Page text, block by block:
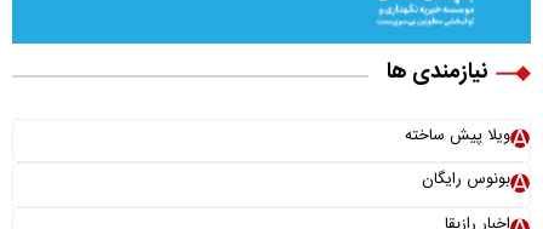
نیازمندی ها
ویلا پیش ساخته
بونوس رایگان